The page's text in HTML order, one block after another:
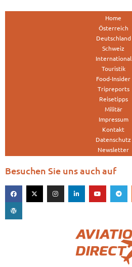
Home
Österreich
Deutschland
Schweiz
International
Touristik
Food-Insider
Tripreports
Reisetipps
Militär
Impressum
Kontakt
Datenschutz
Newsletter
Besuchen Sie uns auch auf